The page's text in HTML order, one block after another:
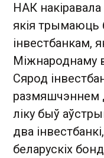
НАК
якія трымаюць
інвестбанкам,
Міжнароднаму
Сярод
размяшчэннем
ліку быў
два
беларускіх